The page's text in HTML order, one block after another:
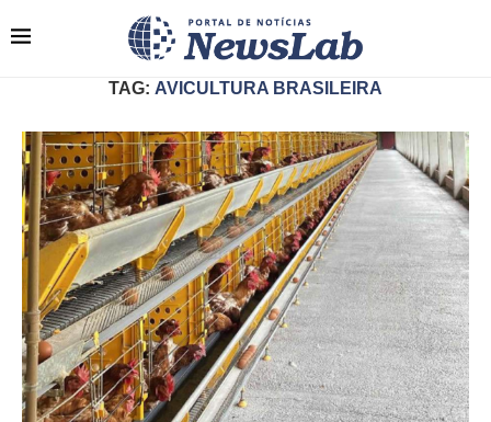
TAG: AVICULTURA BRASILEIRA